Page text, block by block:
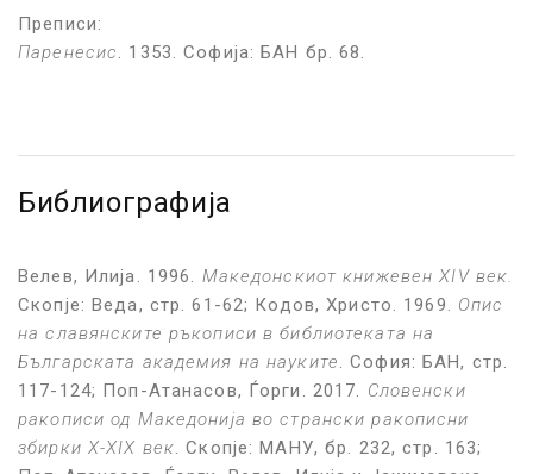
Преписи:
Паренесис
. 1353. Софија: БАН бр. 68.
Библиографија
Велев, Илија. 1996. Македонскиот книжевен XIV век.
Скопје: Веда, стр. 61-62; Кодов, Христо. 1969. Опис
на славянските ръкописи в библиотеката на
Българската академия на науките
. София: БАН, стр.
117-124; Поп-Атанасов, Ѓорги. 2017. Словенски
ракописи од Македонија во странски ракописни
збирки X-XIX век . Скопје: МАНУ, бр. 232, стр. 163;